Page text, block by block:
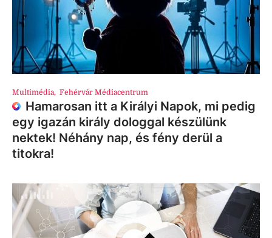
Multimédia, Fehérvár Médiacentrum
Hamarosan itt a Királyi Napok, mi pedig
egy igazán király dologgal készülünk
nektek! Néhány nap, és fény derül a
titokra!